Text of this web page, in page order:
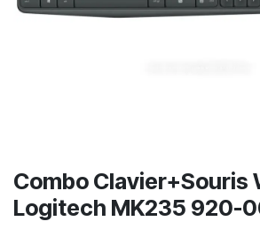
Combo Clavier+Souris
Logitech MK235 920-